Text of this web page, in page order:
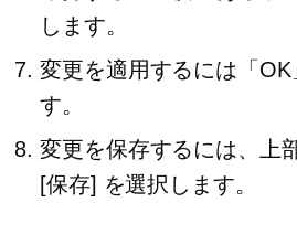
します。
変更を適用するには「OK
す。
変更を保存するには、上
[保存] を選択します。